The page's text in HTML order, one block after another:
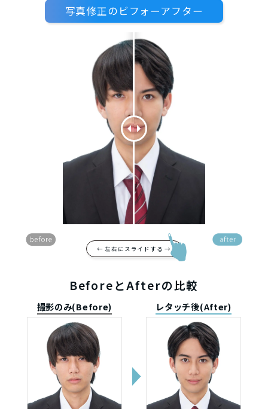
写真修正のビフォーアフター
← 左右にスライドする →
BeforeとAfterの比較
撮影のみ(Before) レタッチ後(After)